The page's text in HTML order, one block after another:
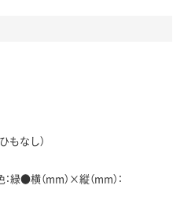
もなし）
●横（mm）×縦（mm）：